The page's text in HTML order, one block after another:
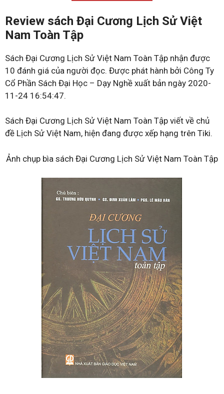
Review sách Đại Cương Lịch Sử Việt
Nam Toàn Tập
Sách Đại Cương Lịch Sử Việt Nam Toàn Tập nhận được
10 đánh giá của người đọc. Được phát hành bởi Công Ty
Cổ Phần Sách Đại Học – Dạy Nghề xuất bản ngày 2020-
11-24 16:54:47.
Sách Đại Cương Lịch Sử Việt Nam Toàn Tập viết về chủ
đề Lịch Sử Việt Nam, hiện đang được xếp hạng trên Tiki.
Ảnh chụp bìa sách Đại Cương Lịch Sử Việt Nam Toàn Tập